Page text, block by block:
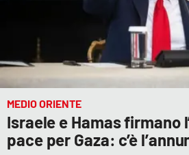
MEDIO ORIENTE
Israele e Hamas firmano
pace per Gaza: c’è